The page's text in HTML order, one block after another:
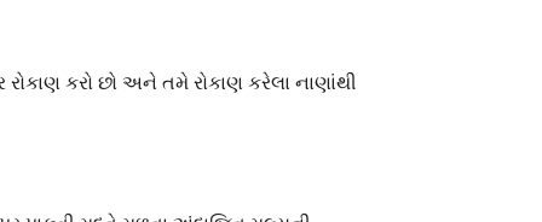
કરો છો અને તમે રોકાણ કરેલા નાણાંથી